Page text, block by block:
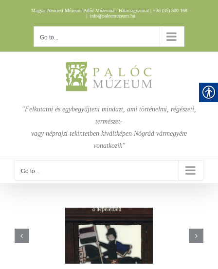
Magyar Nemzeti Múzeum Palóc Múzeuma - Balassagyarmat | +36 (35) 300 168
| info@palocmuzeum.hu
Go to...
"Felkutatni és egybegyűjteni mindazt, ami történelmi, régészeti,
természet-
vagy néprajzi tekintetben kiváltképen Nógrád vármegyére
vonatkozik"
Go to...